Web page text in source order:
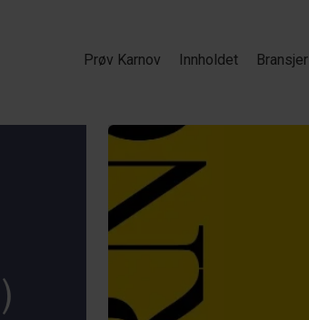
Prøv Karnov Innholdet Bransjer